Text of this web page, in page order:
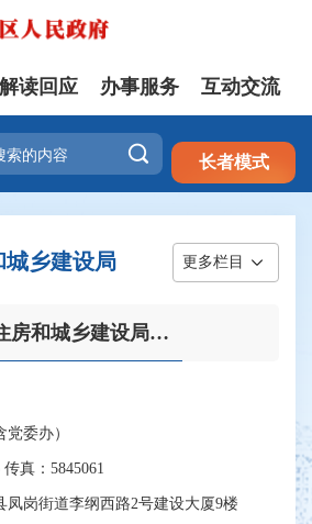
注册 登录
解读回应 办事服务 互动交流
 长者模式
城乡建设局 更多栏目
三明市沙县区住房和城乡建设局内设机构及下属事业单位
委办）
真：5845061
岗街道李纲西路2号建设大厦9楼